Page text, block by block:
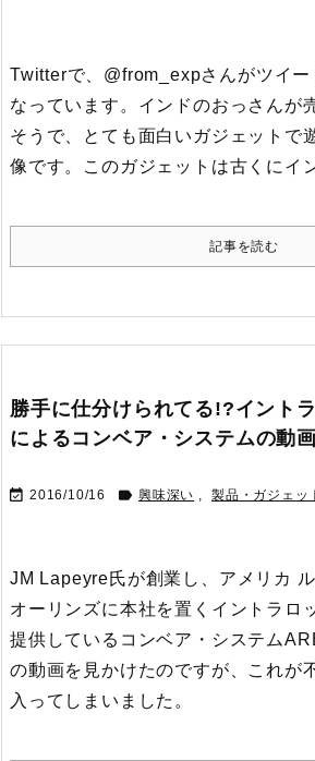
Twitterで、@from_expさんがツイー
なっています。 インドのおっさんが
そうで、とても面白いガジェットで
像です。このガジェットは古くにイ
記事を読む
勝手に仕分けられてる!?イント
によるコンベア・システムの動
 2016/10/16  興味深い , 製品・ガジェッ
JM Lapeyre氏が創業し、アメリカ
オーリンズに本社を置くイントラロ
提供しているコンベア・システム
の動画を見かけたのですが、これが
入ってしまいました。